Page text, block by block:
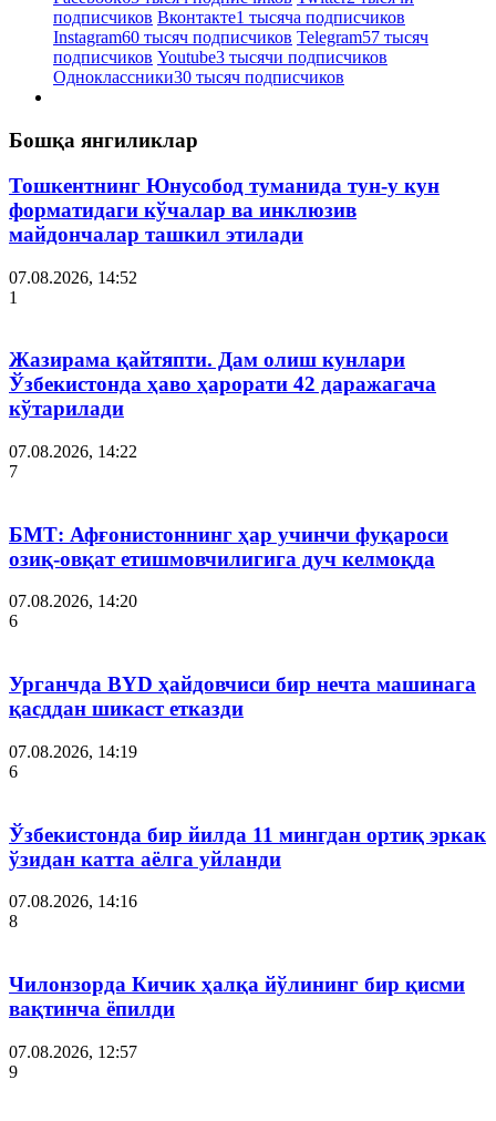
подписчиков Вконтакте1 тысяча подписчиков
Instagram60 тысяч подписчиков Telegram57 тысяч
подписчиков Youtube3 тысячи подписчиков
Одноклассники30 тысяч подписчиков
Бошқа янгиликлар
Тошкентнинг Юнусобод туманида тун-у кун
форматидаги кўчалар ва инклюзив
майдончалар ташкил этилади
07.08.2026, 14:52
1
Жазирама қайтяпти. Дам олиш кунлари
Ўзбекистонда ҳаво ҳарорати 42 даражагача
кўтарилади
07.08.2026, 14:22
7
БМТ: Афғонистоннинг ҳар учинчи фуқароси
озиқ-овқат етишмовчилигига дуч келмоқда
07.08.2026, 14:20
6
Урганчда BYD ҳайдовчиси бир нечта машинага
қасддан шикаст етказди
07.08.2026, 14:19
6
Ўзбекистонда бир йилда 11 мингдан ортиқ эркак
ўзидан катта аёлга уйланди
07.08.2026, 14:16
8
Чилонзорда Кичик ҳалқа йўлининг бир қисми
вақтинча ёпилди
07.08.2026, 12:57
9